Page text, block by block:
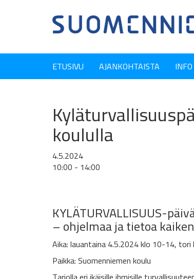
ETUSIVU AJANKOHTAISTA INFO
koululla
4.5.2024
10:00 - 14:00
KYLÄTURVALLISUUS-
– ohjelmaa ja tietoa
Aika: lauantaina 4.5.2024 klo 10-14,
Paikka: Suomenniemen koulu